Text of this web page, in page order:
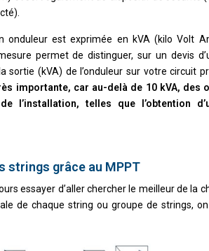
onduleur est exprimée en kVA (kilo Volt
permet de distinguer, sur un devis
sortie (kVA) de l’onduleur sur votre circuit
importante, car au-delà de 10 kVA, des
l’installation, telles que l’obtention
strings grâce au MPPT
essayer d’aller chercher le meilleur de la
de chaque string ou groupe de strings,